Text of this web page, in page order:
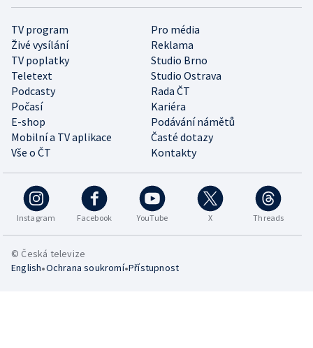
TV program
Pro média
Živé vysílání
Reklama
TV poplatky
Studio Brno
Teletext
Studio Ostrava
Podcasty
Rada ČT
Počasí
Kariéra
E-shop
Podávání námětů
Mobilní a TV aplikace
Časté dotazy
Vše o ČT
Kontakty
Instagram Facebook YouTube X Threads
© Česká televize
English•Ochrana soukromí•Přístupnost